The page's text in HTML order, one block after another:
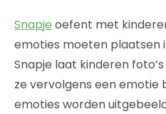
Snapje oefent met
emoties moeten plaatsen
Snapje laat kinderen
ze vervolgens een emotie
emoties worden